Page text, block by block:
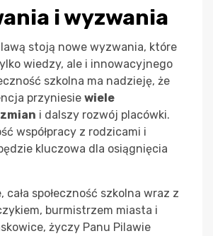
i wyzwania
stoją nowe wyzwania, które
wiedzy, ale i innowacyjnego
szkolna ma nadzieję, że
przyniesie wiele
i dalszy rozwój placówki.
współpracy z rodzicami i
kluczowa dla osiągnięcia
cała społeczność szkolna wraz z
burmistrzem miasta i
życzy Panu Pilawie